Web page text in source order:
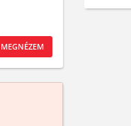
MEGNÉZEM